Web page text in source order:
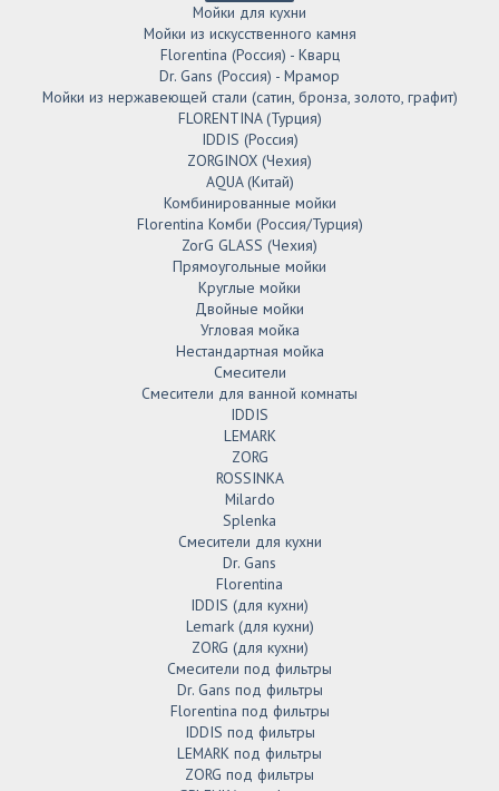
Мойки для кухни
Мойки из искусственного камня
Florentina (Россия) - Кварц
Dr. Gans (Россия) - Мрамор
Мойки из нержавеющей стали (сатин, бронза, золото, графит)
FLORENTINA (Турция)
IDDIS (Россия)
ZORGINOX (Чехия)
AQUA (Китай)
Комбинированные мойки
Florentina Комби (Россия/Турция)
ZorG GLASS (Чехия)
Прямоугольные мойки
Круглые мойки
Двойные мойки
Угловая мойка
Нестандартная мойка
Смесители
Смесители для ванной комнаты
IDDIS
LEMARK
ZORG
ROSSINKA
Milardo
Splenka
Смесители для кухни
Dr. Gans
Florentina
IDDIS (для кухни)
Lemark (для кухни)
ZORG (для кухни)
Смесители под фильтры
Dr. Gans под фильтры
Florentina под фильтры
IDDIS под фильтры
LEMARK под фильтры
ZORG под фильтры